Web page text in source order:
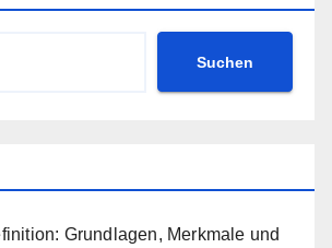
Suchen
Grundlagen, Merkmale und